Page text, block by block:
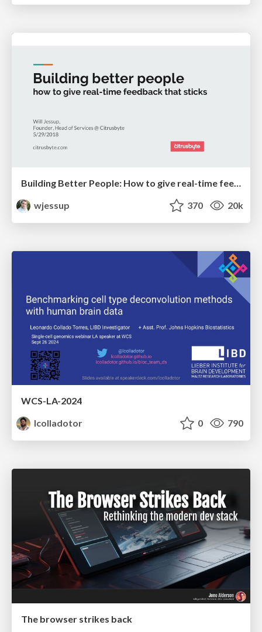
Building Better People: How to give real-time feedback that sticks.
wjessup
370 20k
WCS-LA-2024
lcolladotor
0 790
The browser strikes back